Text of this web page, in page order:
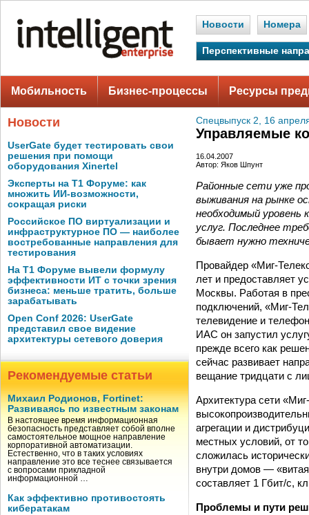
Новости Номера
Перспективные
Мобильность Бизнес-процессы Ресурсы
Новости
UserGate будет тестировать свои
решения при помощи
оборудования Xinertel
Эксперты на Т1 Форуме: как
множить ИИ-возможности,
сокращая риски
Российское ПО виртуализации и
инфраструктурное ПО — наиболее
востребованные направления для
тестирования
На Т1 Форуме вывели формулу
эффективности ИТ с точки зрения
бизнеса: меньше тратить, больше
зарабатывать
Open Conf 2026: UserGate
представил свое видение
архитектуры сетевого доверия
Рекомендуемые статьи
Михаил Родионов, Fortinet:
Развиваясь по известным законам
В настоящее время информационная
безопасность представляет собой вполне
самостоятельное мощное направление
корпоративной автоматизации.
Естественно, что в таких условиях
направление это все теснее связывается
с вопросами прикладной
информационной …
Как эффективно противостоять
кибератакам
Спецвыпуск 2, 16
Управляемые
16.04.2007
Автор: Яков Шпунт
Районные сети уже
выживания на рынке
необходимый уровень
услуг. Последнее
бывает нужно
Провайдер «Миг-
лет и предоставляет
Москвы. Работая в
подключений, «Миг-
телевидение и
ИАС он запустил
прежде всего как
сейчас развивает
вещание тридцати с
Архитектура сети
агрегации и
местных условий, от
сложилась
внутри домов —
составляет 1 Гбит/с,
Проблемы и пути